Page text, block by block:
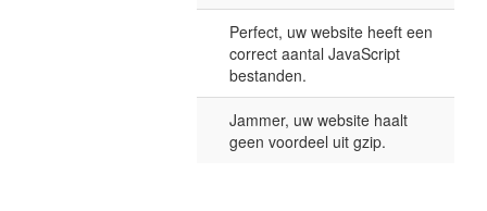
Perfect, uw website heeft een
correct aantal JavaScript
bestanden.
Jammer, uw website haalt
geen voordeel uit gzip.